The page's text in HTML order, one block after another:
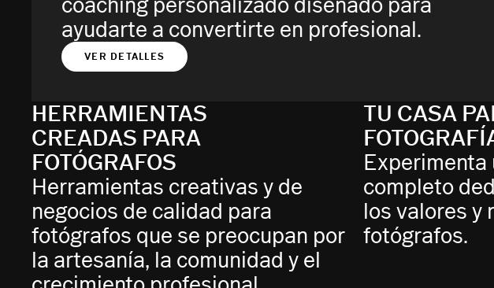
ayudarte a convertirte en profesional.
VER DETALLES
HERRAMIENTAS
CREADAS PARA
FOTÓGRAFOS
Herramientas creativas y de
negocios de calidad para
fotógrafos que se preocupan por
la artesanía, la comunidad y el
TU CASA
Experimenta
completo
los valores y
fotógrafos.